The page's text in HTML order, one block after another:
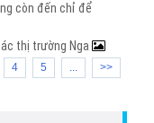
còn đến chỉ để
thị trường Nga
4 5 ... >>